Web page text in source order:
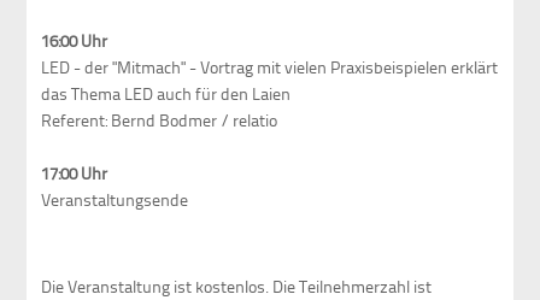
16:00 Uhr
LED - der "Mitmach" - Vortrag mit vielen Praxisbeispielen erklärt
das Thema LED auch für den Laien
Referent: Bernd Bodmer / relatio
17:00 Uhr
Veranstaltungsende
Die Veranstaltung ist kostenlos. Die Teilnehmerzahl ist